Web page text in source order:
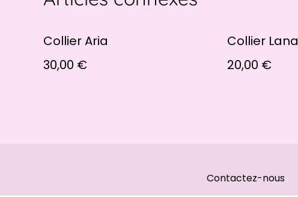
Collier Aria
30,00 €
Collier Lana
20,00 €
Contactez-nous